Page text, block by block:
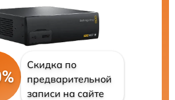
Скидка по
предварительной
записи на сайте